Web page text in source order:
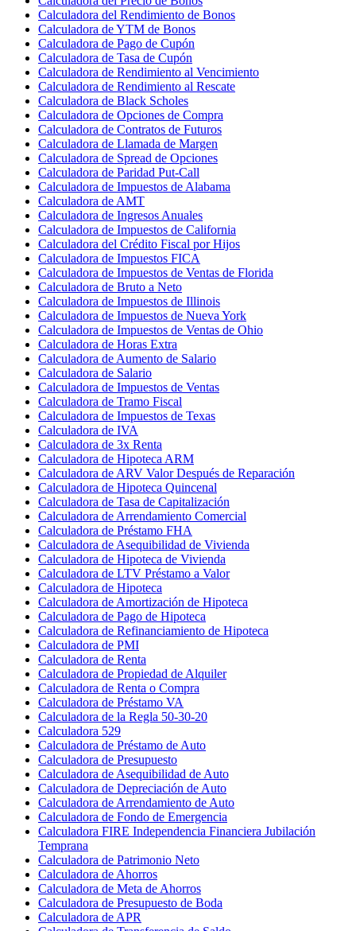
Calculadora del Rendimiento de Bonos
Calculadora de YTM de Bonos
Calculadora de Pago de Cupón
Calculadora de Tasa de Cupón
Calculadora de Rendimiento al Vencimiento
Calculadora de Rendimiento al Rescate
Calculadora de Black Scholes
Calculadora de Opciones de Compra
Calculadora de Contratos de Futuros
Calculadora de Llamada de Margen
Calculadora de Spread de Opciones
Calculadora de Paridad Put-Call
Calculadora de Impuestos de Alabama
Calculadora de AMT
Calculadora de Ingresos Anuales
Calculadora de Impuestos de California
Calculadora del Crédito Fiscal por Hijos
Calculadora de Impuestos FICA
Calculadora de Impuestos de Ventas de Florida
Calculadora de Bruto a Neto
Calculadora de Impuestos de Illinois
Calculadora de Impuestos de Nueva York
Calculadora de Impuestos de Ventas de Ohio
Calculadora de Horas Extra
Calculadora de Aumento de Salario
Calculadora de Salario
Calculadora de Impuestos de Ventas
Calculadora de Tramo Fiscal
Calculadora de Impuestos de Texas
Calculadora de IVA
Calculadora de 3x Renta
Calculadora de Hipoteca ARM
Calculadora de ARV Valor Después de Reparación
Calculadora de Hipoteca Quincenal
Calculadora de Tasa de Capitalización
Calculadora de Arrendamiento Comercial
Calculadora de Préstamo FHA
Calculadora de Asequibilidad de Vivienda
Calculadora de Hipoteca de Vivienda
Calculadora de LTV Préstamo a Valor
Calculadora de Hipoteca
Calculadora de Amortización de Hipoteca
Calculadora de Pago de Hipoteca
Calculadora de Refinanciamiento de Hipoteca
Calculadora de PMI
Calculadora de Renta
Calculadora de Propiedad de Alquiler
Calculadora de Renta o Compra
Calculadora de Préstamo VA
Calculadora de la Regla 50-30-20
Calculadora 529
Calculadora de Préstamo de Auto
Calculadora de Presupuesto
Calculadora de Asequibilidad de Auto
Calculadora de Depreciación de Auto
Calculadora de Arrendamiento de Auto
Calculadora de Fondo de Emergencia
Calculadora FIRE Independencia Financiera Jubilación
Temprana
Calculadora de Patrimonio Neto
Calculadora de Ahorros
Calculadora de Meta de Ahorros
Calculadora de Presupuesto de Boda
Calculadora de APR